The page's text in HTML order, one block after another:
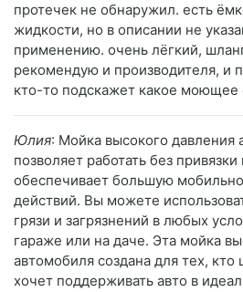
протечек не обнаружил. есть
жидкости, но в описании не
применению. очень лёгкий,
рекомендую и производителя, и
кто-то подскажет какое моющее
Юлия: Мойка высокого давления
позволяет работать без
обеспечивает большую
действий. Вы можете
грязи и загрязнений в любых
гараже или на даче. Эта мойка
автомобиля создана для тех, кто
хочет поддерживать авто в